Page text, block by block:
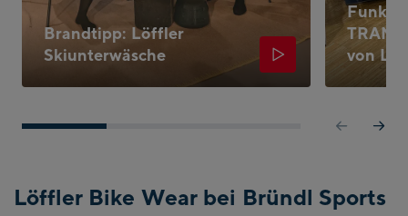
Brandtipp: Löffler
Skiunterwäsche
von
Löffler Bike Wear bei Bründl Sports